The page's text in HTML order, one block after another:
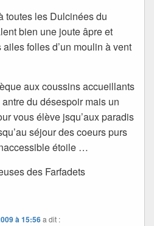
toutes les Dulcinées du
bien une joute âpre et
folles d’un moulin à vent
aux coussins accueillants
antre du désespoir mais un
vous élève jsqu’aux paradis
séjour des coeurs purs
étoile …
des Farfadets
à 15:56a dit :